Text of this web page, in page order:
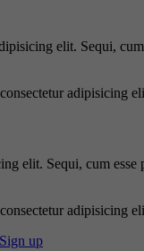
elit. Sequi,
adipisicing
elit. Sequi, cum
adipisicing
Sign up